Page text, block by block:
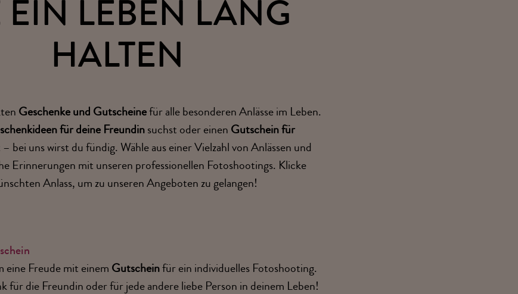
EIN LEBEN LANG
HALTEN
Geschenke und Gutscheinefür alle besonderen Anlässe im Leben.
für deine Freundinsuchst oder einen Gutschein für
bei uns wirst du fündig. Wähle aus einer Vielzahl von Anlässen und
Erinnerungen mit unseren professionellen Fotoshootings. Klicke
Anlass, um zu unseren Angeboten zu gelangen!
eine Freude mit einem Gutscheinfür ein individuelles Fotoshooting.
für die Freundin oder für jede andere liebe Person in deinem Leben!